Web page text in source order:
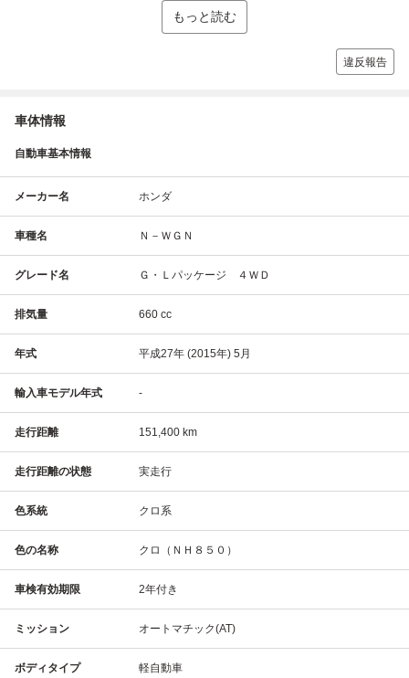
もっと読む
違反報告
車体情報
自動車基本情報
メーカー名 ホンダ
車種名 Ｎ－ＷＧＮ
グレード名 Ｇ・Ｌパッケージ ４ＷＤ
排気量 660 cc
年式 平成27年 (2015年) 5月
輸入車モデル年式 -
走行距離 151,400 km
走行距離の状態 実走行
色系統 クロ系
色の名称 クロ（ＮＨ８５０）
車検有効期限 2年付き
ミッション オートマチック(AT)
ボディタイプ 軽自動車